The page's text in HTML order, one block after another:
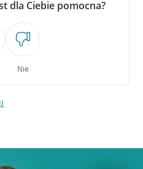
dla Ciebie pomocna?
Nie